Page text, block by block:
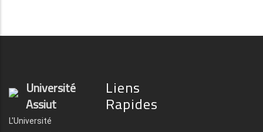
Université
Assiut
L'Université
Liens
Rapides